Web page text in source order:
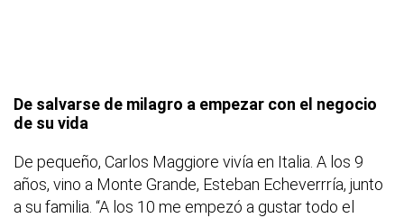
De salvarse de milagro a empezar con el negocio
de su vida
De pequeño, Carlos Maggiore vivía en Italia. A los 9
años, vino a Monte Grande, Esteban Echeverrría, junto
a su familia. “A los 10 me empezó a gustar todo el